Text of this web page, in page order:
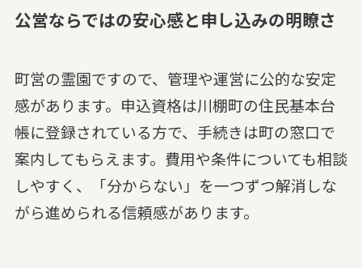
公営ならではの安心感と申し込みの明瞭さ
町営の霊園ですので、管理や運営に公的な安定
感があります。申込資格は川棚町の住民基本台
帳に登録されている方で、手続きは町の窓口で
案内してもらえます。費用や条件についても相談
しやすく、「分からない」を一つずつ解消しな
がら進められる信頼感があります。